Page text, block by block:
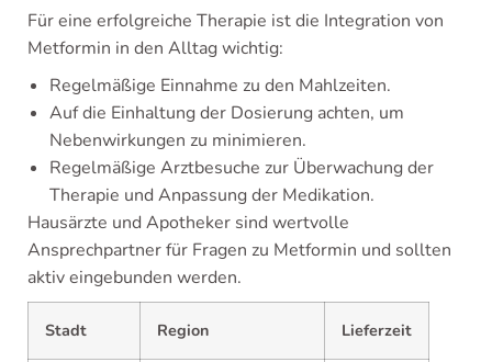
Für eine erfolgreiche Therapie ist die Integration von
Metformin in den Alltag wichtig:
Regelmäßige Einnahme zu den Mahlzeiten.
Auf die Einhaltung der Dosierung achten, um
Nebenwirkungen zu minimieren.
Regelmäßige Arztbesuche zur Überwachung der
Therapie und Anpassung der Medikation.
Hausärzte und Apotheker sind wertvolle
Ansprechpartner für Fragen zu Metformin und sollten
aktiv eingebunden werden.
Stadt Region Lieferzeit